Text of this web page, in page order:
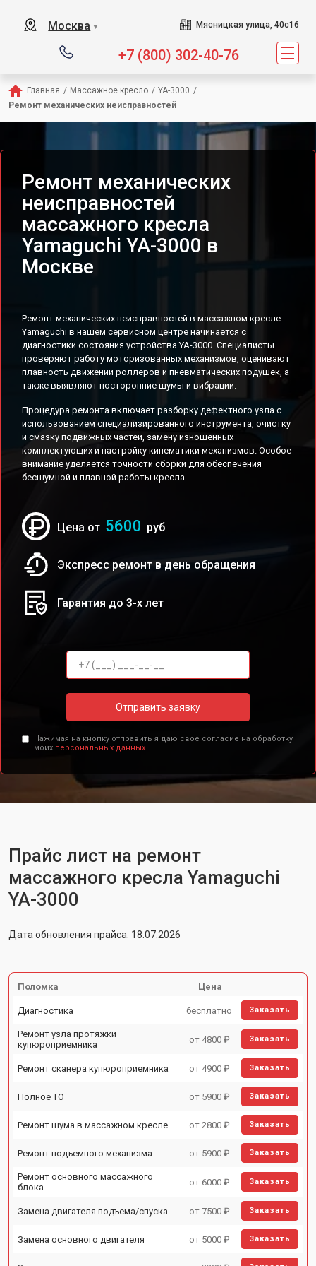
Москва ▼ Мясницкая улица, 40с16
+7 (800) 302-40-76
Главная / Массажное кресло / YA-3000 /
Ремонт механических неисправностей
Ремонт механических
неисправностей
массажного кресла
Yamaguchi YA-3000 в
Москве
Ремонт механических неисправностей в массажном кресле
Yamaguchi в нашем сервисном центре начинается с
диагностики состояния устройства YA-3000. Специалисты
проверяют работу моторизованных механизмов, оценивают
плавность движений роллеров и пневматических подушек, а
также выявляют посторонние шумы и вибрации.
Процедура ремонта включает разборку дефектного узла с
использованием специализированного инструмента, очистку
и смазку подвижных частей, замену изношенных
комплектующих и настройку кинематики механизмов. Особое
внимание уделяется точности сборки для обеспечения
бесшумной и плавной работы кресла.
Цена от 5600 руб
Экспресс ремонт в день обращения
Гарантия до 3-х лет
Отправить заявку
Нажимая на кнопку отправить я даю свое согласие на обработку
моих персональных данных.
Прайс лист на ремонт
массажного кресла Yamaguchi
YA-3000
Дата обновления прайса: 18.07.2026
Поломка Цена
Диагностика бесплатно Заказать
Ремонт узла протяжки
купюроприемника
от 4800 ₽ Заказать
Ремонт сканера купюроприемника от 4900 ₽ Заказать
Полное ТО от 5900 ₽ Заказать
Ремонт шума в массажном кресле от 2800 ₽ Заказать
Ремонт подъемного механизма от 5900 ₽ Заказать
Ремонт основного массажного
блока
от 6000 ₽ Заказать
Замена двигателя подъема/спуска от 7500 ₽ Заказать
Замена основного двигателя от 5000 ₽ Заказать